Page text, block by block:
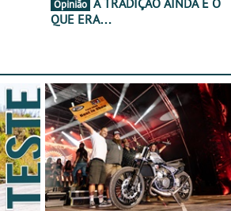
Opinião
QUE ERA…